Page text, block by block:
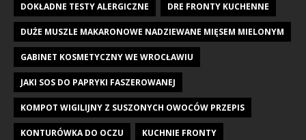
DOKŁADNE TESTY ALERGICZNE DRE FRONTY KUCHENNE
DUŻE MUSZLE MAKARONOWE NADZIEWANE MIĘSEM MIELONYM
GABINET KOSMETYCZNY WE WROCŁAWIU
JAKI SOS DO PAPRYKI FASZEROWANEJ
KOMPOT WIGILIJNY Z SUSZONYCH OWOCÓW PRZEPIS
KONTURÓWKA DO OCZU KUCHNIE FRONTY